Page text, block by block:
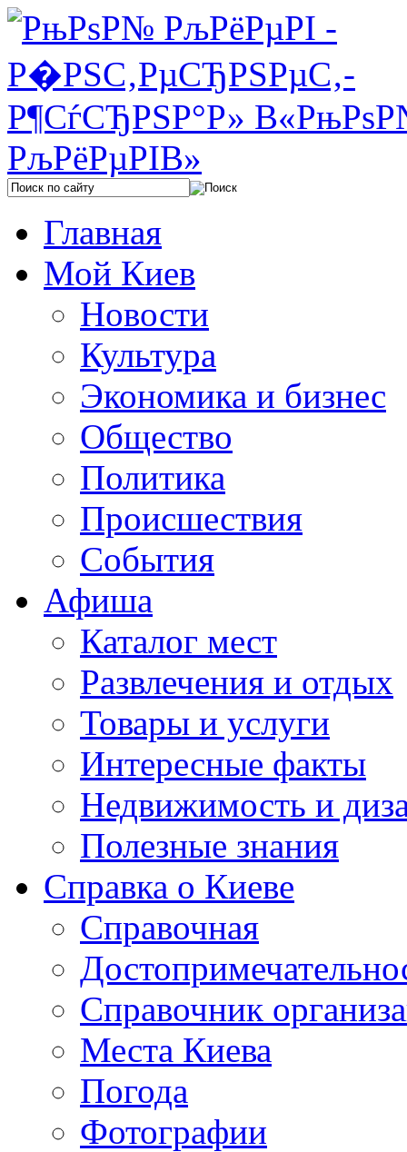
Главная
Мой Киев
Новости
Культура
Экономика и бизнес
Общество
Политика
Происшествия
События
Афиша
Каталог мест
Развлечения и отдых
Товары и услуги
Интересные факты
Недвижимость и
Полезные знания
Справка о Киеве
Справочная
Справочник
Места Киева
Погода
Фотографии